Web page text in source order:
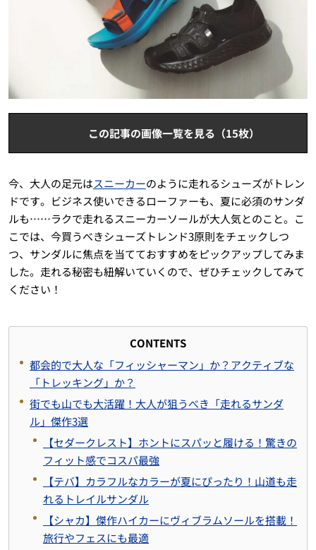
この記事の画像一覧を見る（15枚）
今、大人の足元はスニーカーのように走れるシューズがトレン
ドです。ビジネス使いできるローファーも、夏に必須のサンダ
ルも……ラクで走れるスニーカーソールが大人気とのこと。こ
こでは、今買うべきシューズトレンド3原則をチェックしつ
つ、サンダルに焦点を当てておすすめをピックアップしてみま
した。走れる秘密も紐解いていくので、ぜひチェックしてみて
ください！
CONTENTS
都会的で大人な「フィッシャーマン」か？アクティブな
「トレッキング」か？
街でも山でも大活躍！大人が狙うべき「走れるサンダ
ル」傑作3選
【セダークレスト】ホントにスパッと履ける！驚きの
フィット感でコスパ最強
【テバ】カラフルなカラーが夏にぴったり！山道も走
れるトレイルサンダル
【シャカ】傑作ハイカーにヴィブラムソールを搭載！
旅行やフェスにも最適